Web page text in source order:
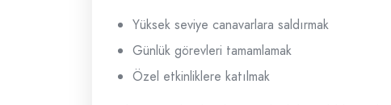
Yüksek seviye canavarlara saldırmak
Günlük görevleri tamamlamak
Özel etkinliklere katılmak